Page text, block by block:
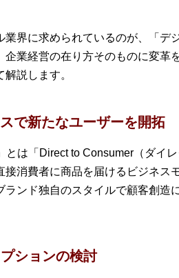
業界に求められているのが、「
企業経営の在り方そのものに変革
説します。
で新たなユーザーを開拓
とは「Direct to Consumer（ダイ
接消費者に商品を届けるビジネ
ランド独自のスタイルで顧客創
ションの検討